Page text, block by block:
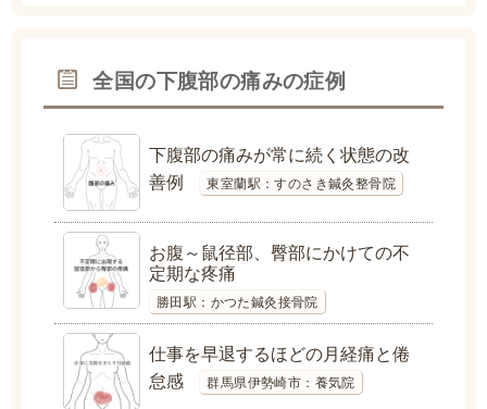
全国の下腹部の痛みの症例
下腹部の痛みが常に続く状態の改
善例
東室蘭駅：すのさき鍼灸整骨院
お腹～鼠径部、臀部にかけての不
定期な疼痛
勝田駅：かつた鍼灸接骨院
仕事を早退するほどの月経痛と倦
怠感
群馬県伊勢崎市：養気院